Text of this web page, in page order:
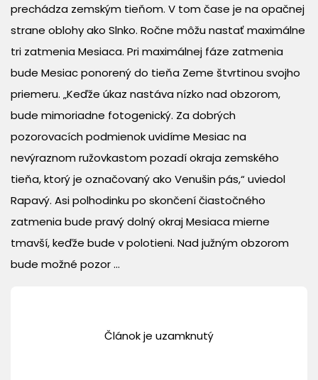
prechádza zemským tieňom. V tom čase je na opačnej
strane oblohy ako Slnko. Ročne môžu nastať maximálne
tri zatmenia Mesiaca. Pri maximálnej fáze zatmenia
bude Mesiac ponorený do tieňa Zeme štvrtinou svojho
priemeru. „Keďže úkaz nastáva nízko nad obzorom,
bude mimoriadne fotogenický. Za dobrých
pozorovacích podmienok uvidíme Mesiac na
nevýraznom ružovkastom pozadí okraja zemského
tieňa, ktorý je označovaný ako Venušin pás,“ uviedol
Rapavý. Asi polhodinku po skončení čiastočného
zatmenia bude pravý dolný okraj Mesiaca mierne
tmavší, keďže bude v polotieni. Nad južným obzorom
bude možné pozor ...
Článok je uzamknutý